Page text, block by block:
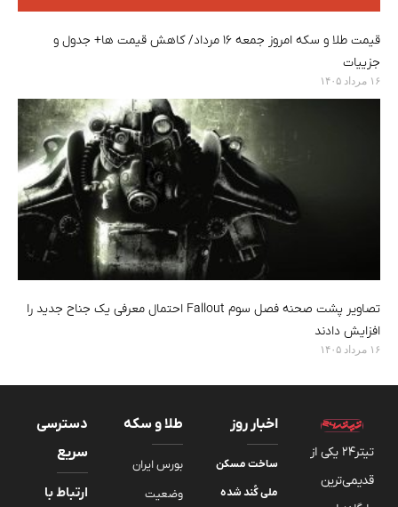
قیمت طلا و سکه امروز جمعه ۱۶ مرداد/ کاهش قیمت ها+ جدول و
جزییات
۱۶ مرداد ۱۴۰۵
تصاویر پشت صحنه فصل سوم Fallout احتمال معرفی یک جناح جدید را
افزایش دادند
۱۶ مرداد ۱۴۰۵
تیتر24 یکی از
قدیمی‌ترین
اخبار روز
ساخت مسکن
ملی کُند شده
طلا و سکه
بورس ایران
وضعیت
دسترسی
سریع
ارتباط با